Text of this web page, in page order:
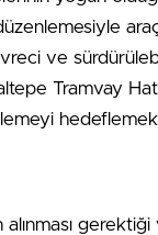
ve
Tramvay
alınması